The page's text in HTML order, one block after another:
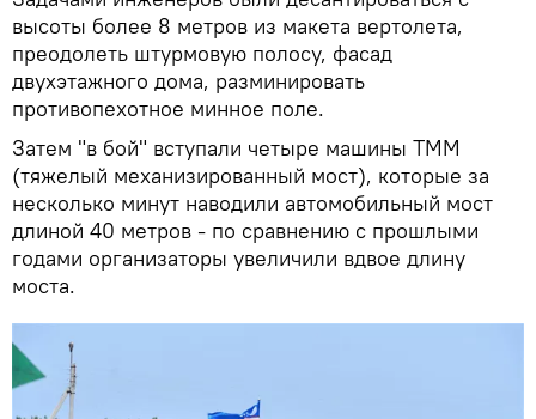
высоты более 8 метров из макета вертолета,
преодолеть штурмовую полосу, фасад
двухэтажного дома, разминировать
противопехотное минное поле.
Затем "в бой" вступали четыре машины ТММ
(тяжелый механизированный мост), которые за
несколько минут наводили автомобильный мост
длиной 40 метров - по сравнению с прошлыми
годами организаторы увеличили вдвое длину
моста.